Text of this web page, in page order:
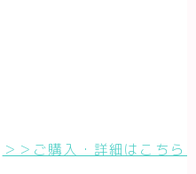
＞＞ご購入・詳細はこちら